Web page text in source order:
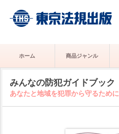
ホーム 商品ジャンル
みんなの防犯ガイドブック
あなたと地域を犯罪から守るために